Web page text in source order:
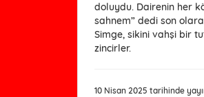
doluydu. Dairenin her
sahnem” dedi son
Simge, sikini vahşi bir
zincirler.
10 Nisan 2025 tarihinde